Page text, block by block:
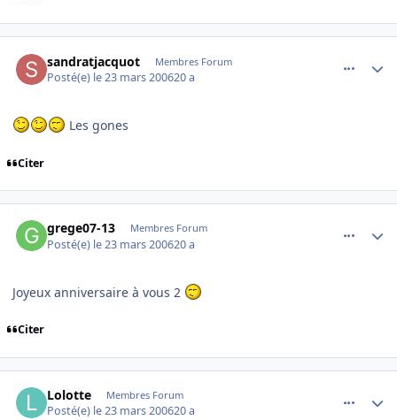
sandratjacquot Membres Forum
Posté(e) le 23 mars 200620 a
Les gones
Citer
grege07-13 Membres Forum
Posté(e) le 23 mars 200620 a
Joyeux anniversaire à vous 2
Citer
Lolotte Membres Forum
Posté(e) le 23 mars 200620 a